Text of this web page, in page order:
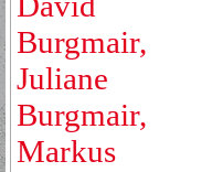
Burgmair,
Juliane
Burgmair,
Markus